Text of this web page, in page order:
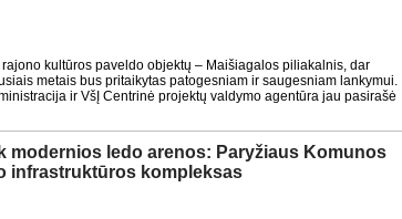
kultūros paveldo objektų – Maišiagalos piliakalnis, dar
metais bus pritaikytas patogesniam ir saugesniam lankymui.
ir VšĮ Centrinė projektų valdymo agentūra jau pasirašė
modernios ledo arenos: Paryžiaus Komunos
infrastruktūros kompleksas